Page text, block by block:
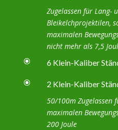
Zugelassen für Lang-
Bleikelchprojektilen,
maximalen
nicht mehr als 7,5
\ 6 Klein-Kaliber
\
2 Klein-Kaliber
50/100m Zugelassen
maximalen
200 Joule